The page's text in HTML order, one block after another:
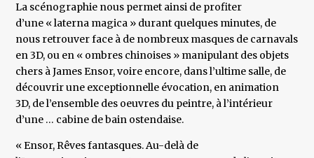
La scénographie nous permet ainsi de profiter
d’une « laterna magica » durant quelques minutes, de
nous retrouver face à de nombreux masques de carnavals
en 3D, ou en « ombres chinoises » manipulant des objets
chers à James Ensor, voire encore, dans l’ultime salle, de
découvrir une exceptionnelle évocation, en animation
3D, de l’ensemble des oeuvres du peintre, à l’intérieur
d’une … cabine de bain ostendaise.
« Ensor, Rêves fantasques. Au-delà de